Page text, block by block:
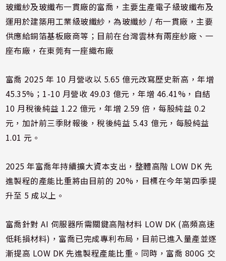
玻纖紗及玻纖布一貫廠的富喬，主要生產電子級玻纖布及
運用於建築用工業級玻纖紗，為玻纖紗 / 布一貫廠，主要
供應給銅箔基板廠商等；目前在台灣雲林有兩座紗廠、一
座布廠，在東莞有一座織布廠
富喬 2025 年 10 月營收以 5.65 億元改寫歷史新高，年增
45.35%；1-10 月營收 49.03 億元，年增 46.41%，自結
10 月稅後純益 1.22 億元，年增 2.59 倍，每股純益 0.2
元，加計前三季財報後，稅後純益 5.43 億元，每股純益
1.01 元。
2025 年富喬年持續擴大資本支出，整體高階 LOW DK 先
進製程的產能比重將由目前的 20%，目標在今年第四季提
升至 5 成以上。
富喬針對 AI 伺服器所需關鍵高階材料 LOW DK (高頻高速
低耗損材料)，富喬已完成專利布局，目前已進入量產並逐
漸提高 LOW DK 先進製程產能比重。同時，富喬 800G 交